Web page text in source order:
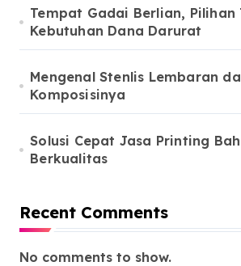
Tempat Gadai Berlian, Pilihan
Kebutuhan Dana Darurat
Mengenal Stenlis Lembaran
Komposisinya
Solusi Cepat Jasa Printing
Berkualitas
Recent Comments
No comments to show.